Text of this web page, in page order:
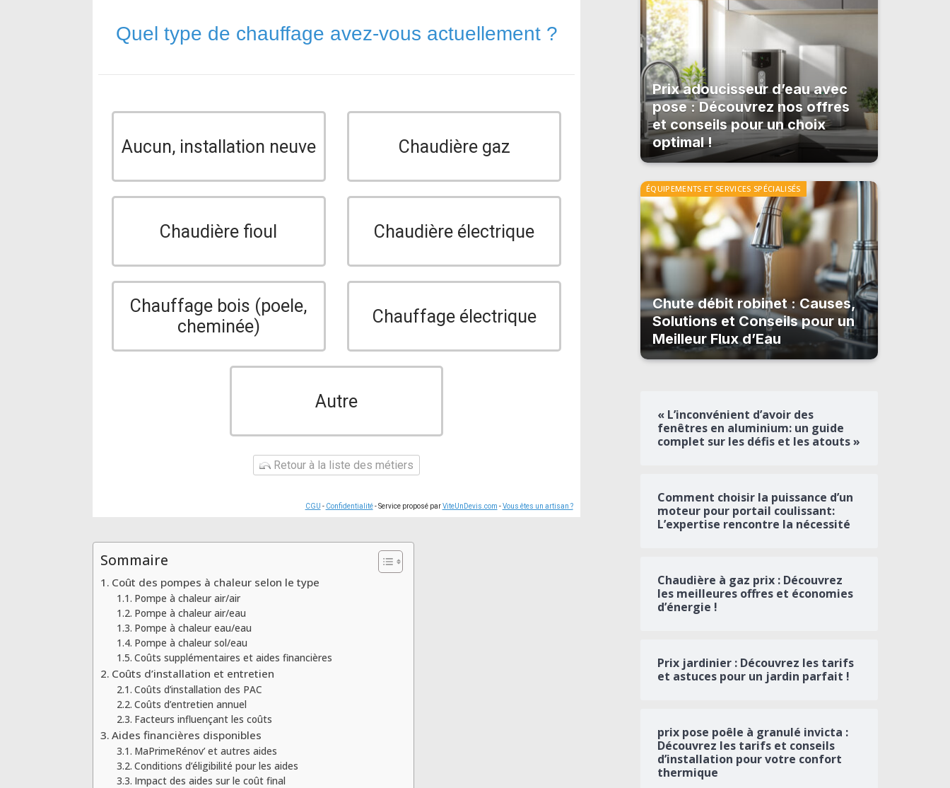
Quel type de chauffage avez-vous actuellement ?
Aucun, installation neuve Chaudière gaz
Chaudière fioul Chaudière électrique
Chauffage bois (poele,
cheminée)
Chauffage électrique
Autre
Retour à la liste des métiers
CGU - Confidentialité- Service proposé parViteUnDevis.com -Vous êtes un artisan ?
Sommaire
Coût des pompes à chaleur selon le type
Pompe à chaleur air/air
Pompe à chaleur air/eau
Pompe à chaleur eau/eau
Pompe à chaleur sol/eau
Coûts supplémentaires et aides financières
Coûts d’installation et entretien
Coûts d’installation des PAC
Coûts d’entretien annuel
Facteurs influençant les coûts
Aides financières disponibles
MaPrimeRénov’ et autres aides
Conditions d’éligibilité pour les aides
Impact des aides sur le coût final
Prix adoucisseur d’eau avec
pose : Découvrez nos offres
et conseils pour un choix
optimal !
ÉQUIPEMENTS ET SERVICES SPÉCIALISÉS
Chute débit robinet : Causes,
Solutions et Conseils pour un
Meilleur Flux d’Eau
« L’inconvénient d’avoir des
fenêtres en aluminium: un guide
complet sur les défis et les atouts »
Comment choisir la puissance d’un
moteur pour portail coulissant:
L’expertise rencontre la nécessité
Chaudière à gaz prix : Découvrez
les meilleures offres et économies
d’énergie !
Prix jardinier : Découvrez les tarifs
et astuces pour un jardin parfait !
prix pose poêle à granulé invicta :
Découvrez les tarifs et conseils
d’installation pour votre confort
thermique